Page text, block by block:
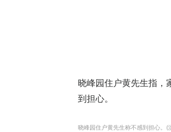
晓峰园住户黄先生指，
到担心。
晓峰园住户黄先生称不感到担心。(